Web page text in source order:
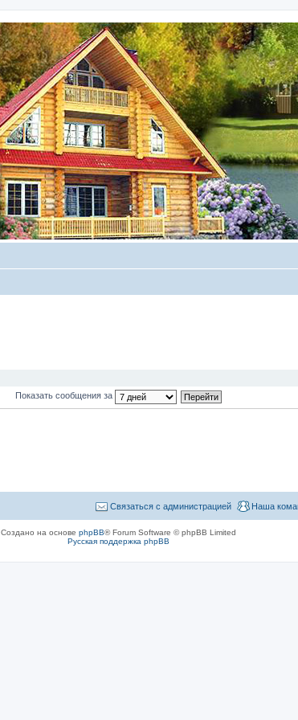
Показать сообщения за
Наша
Связаться с администрацией
Создано на основе phpBB® Forum Software © phpBB Limited
Русская поддержка phpBB